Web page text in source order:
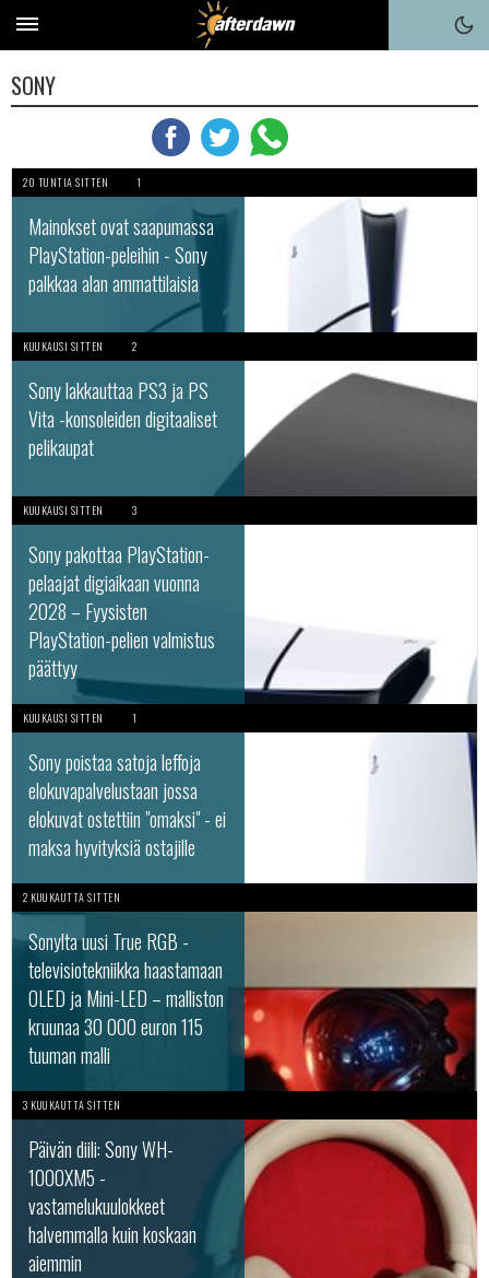
SONY
20 TUNTIA SITTEN 1
Mainokset ovat saapumassa
PlayStation-peleihin - Sony
palkkaa alan ammattilaisia
KUUKAUSI SITTEN 2
Sony lakkauttaa PS3 ja PS
Vita -konsoleiden digitaaliset
pelikaupat
KUUKAUSI SITTEN 3
Sony pakottaa PlayStation-
pelaajat digiaikaan vuonna
2028 – Fyysisten
PlayStation-pelien valmistus
päättyy
KUUKAUSI SITTEN 1
Sony poistaa satoja leffoja
elokuvapalvelustaan jossa
elokuvat ostettiin "omaksi" - ei
maksa hyvityksiä ostajille
2 KUUKAUTTA SITTEN
Sonylta uusi True RGB -
televisiotekniikka haastamaan
OLED ja Mini-LED – malliston
kruunaa 30 000 euron 115
tuuman malli
3 KUUKAUTTA SITTEN
Päivän diili: Sony WH-
1000XM5 -
vastamelukuulokkeet
halvemmalla kuin koskaan
aiemmin